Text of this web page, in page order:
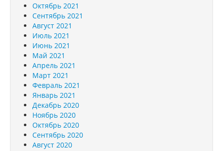
Октябрь 2021
Сентябрь 2021
Август 2021
Июль 2021
Июнь 2021
Май 2021
Апрель 2021
Март 2021
Февраль 2021
Январь 2021
Декабрь 2020
Ноябрь 2020
Октябрь 2020
Сентябрь 2020
Август 2020